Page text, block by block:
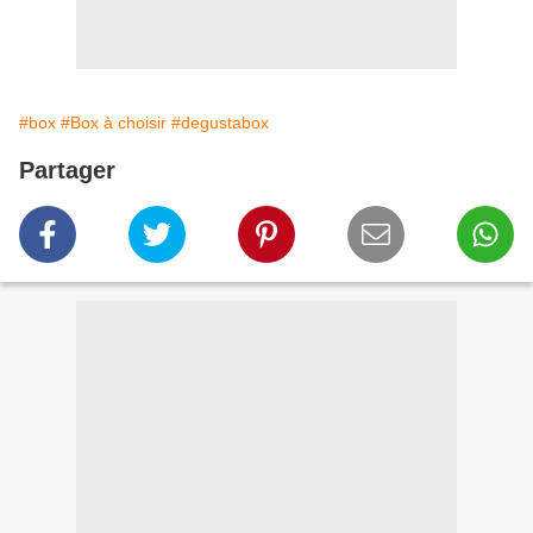
#box #Box à choisir #degustabox
Partager